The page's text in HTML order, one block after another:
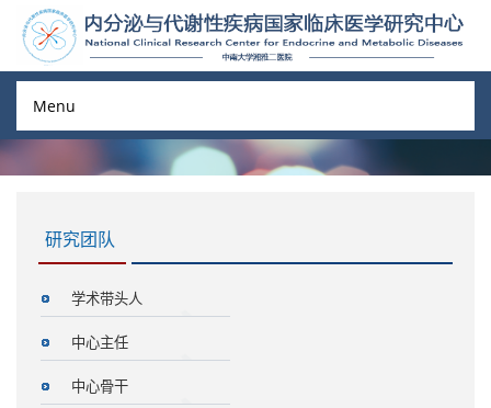
Menu
研究团队
学术带头人
中心主任
中心骨干